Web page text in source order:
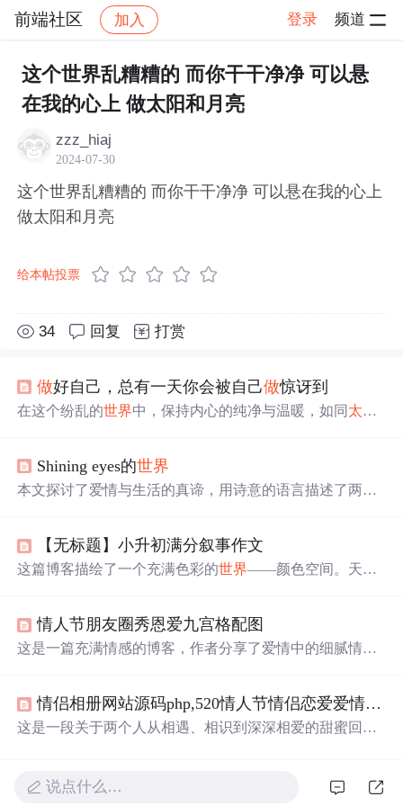
前端社区 加入 登录 频道
社区 前端社区 感慨 帖子详情
这个世界乱糟糟的 而你干干净净 可以悬
在我的心上 做太阳和月亮
zzz_hiaj
2024-07-30
这个世界乱糟糟的 而你干干净净 可以悬在我的心上
做太阳和月亮
给本帖投票
34 回复 打赏
做好自己，总有一天你会被自己做惊讶到
在这个纷乱的世界中，保持内心的纯净与温暖，如同 太阳
Shining eyes的世界
本文探讨了爱情与生活的真谛，用诗意的语言描述了两个
担，展现了真实的人生态度。
【无标题】小升初满分叙事作文
这篇博客描绘了一个充满色彩的世界——颜色空间。天空
橙色宠物带来慰藉。在这个世界里，每个元素都有其独特
的角色和故事，共同构成了一个和谐而多彩的宇宙。
情人节朋友圈秀恩爱九宫格配图
这是一篇充满情感的博客，作者分享了爱情中的细腻情感
情侣相册网站源码php,520情人节情侣恋爱爱情告白相册甜蜜回忆录_情侣表白电子邀请函...
这是一段关于两个人从相遇、相识到深深相爱的甜蜜回
的告白，无论是平凡的日子还是共同的经历，都充满了幸
说点什么…